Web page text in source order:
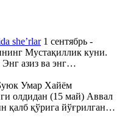
she’rlar1 сентябрь -
Мустақиллик куни.
азиз ва энг…
Умар Хайём
олдидан (15 май) Аввал
қалб қўрига йўғрилган…